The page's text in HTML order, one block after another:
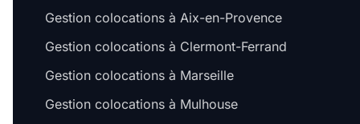
Gestion colocations à Aix-en-Provence
Gestion colocations à Clermont-Ferrand
Gestion colocations à Marseille
Gestion colocations à Mulhouse